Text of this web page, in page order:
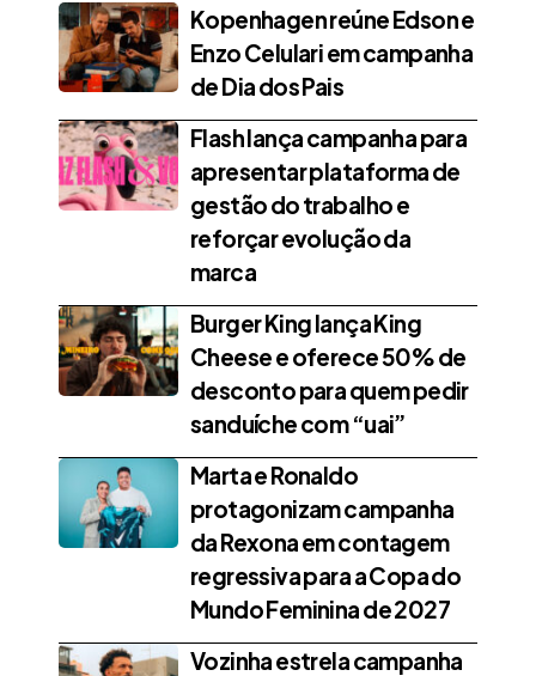
Kopenhagen reúne Edson e
Enzo Celulari em campanha
de Dia dos Pais
Flash lança campanha para
apresentar plataforma de
gestão do trabalho e
reforçar evolução da
marca
Burger King lança King
Cheese e oferece 50% de
desconto para quem pedir
sanduíche com “uai”
Marta e Ronaldo
protagonizam campanha
da Rexona em contagem
regressiva para a Copa do
Mundo Feminina de 2027
Vozinha estrela campanha